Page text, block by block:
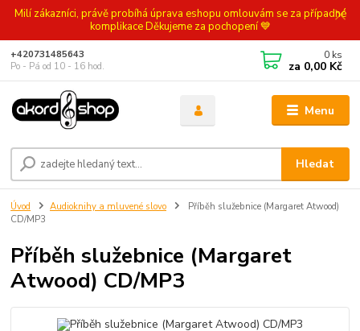
Milí zákazníci, právě probíhá úprava eshopu omlouvám se za případné
komplikace Děkujeme za pochopení 💙
Menu
Hledat
+420731485643
Po - Pá od 10 - 16 hod.
0 ks
za 0,00 Kč
Úvod Audioknihy a mluvené slovo
Příběh služebnice (Margaret Atwood)
CD/MP3
Příběh služebnice (Margaret
Atwood) CD/MP3